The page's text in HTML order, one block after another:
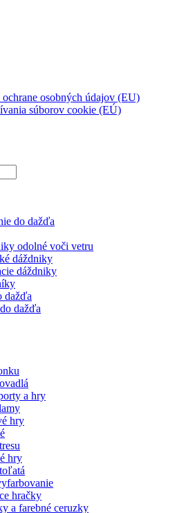
ochrane osobných údajov (EU)
súborov cookie (EÚ)
do dažďa
odolné voči vetru
dáždniky
dáždniky
dažďa
dažďa
a hry
hry
hry
hračky
a farebné ceruzky